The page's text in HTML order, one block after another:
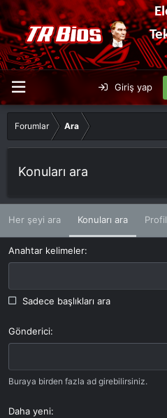
Giriş yap
Forumlar Ara
Konuları ara
Her şeyi ara Konuları ara
Anahtar kelimeler
Sadece başlıkları ara
Gönderici
Buraya birden fazla ad girebilirsiniz.
Daha yeni